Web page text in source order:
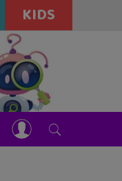
KIDS